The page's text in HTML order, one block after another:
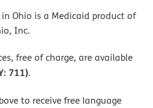
Ohio is a Medicaid product of
Inc.
free of charge, are available
711).
to receive free language